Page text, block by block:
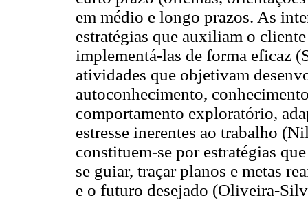
em médio e longo prazos. As
estratégias que auxiliam o
implementá-las de forma eficaz
atividades que objetivam
autoconhecimento,
comportamento exploratório,
estresse inerentes ao trabalho
constituem-se por estratégias
se guiar, traçar planos e metas
e o futuro desejado (Oliveira-